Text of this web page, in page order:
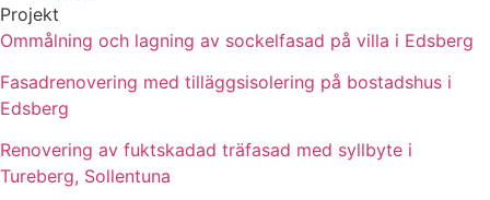
Projekt
Ommålning och lagning av sockelfasad på villa i Edsberg
Fasadrenovering med tilläggsisolering på bostadshus i
Edsberg
Renovering av fuktskadad träfasad med syllbyte i
Tureberg, Sollentuna